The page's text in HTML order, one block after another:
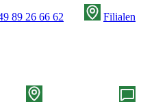
89 26 66 62 Filialen